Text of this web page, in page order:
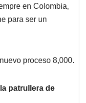
en Colombia,
para ser un
proceso 8,000.
patrullera de